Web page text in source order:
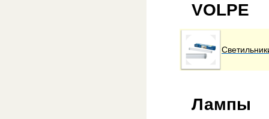
VOLPE
Лампы